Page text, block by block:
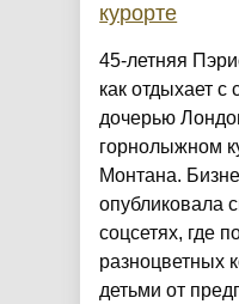
курорте
45-летняя
как отдыхает
дочерью
горнолыжном
Монтана.
опубликовала
соцсетях, где
разноцветных
детьми от